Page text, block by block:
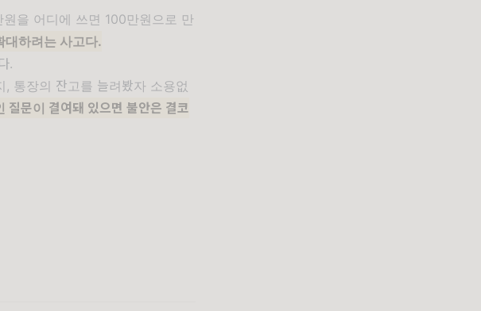
을 어디에 쓰면 100만원으로 만
대하려는 사고다.
.
통장의 잔고를 늘려봤자 소용없
질문이 결여돼 있으면 불안은 결코